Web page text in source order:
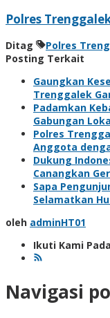
Polres
Ditag
Polres
Posting Terkait
Gaungkan
Trenggalek
Padamkan
Gabungan
Polres
Anggota
Dukung
Canangkan
Sapa
Selamatkan
oleh adminHT01
Ikuti Kami Pada
Navigasi